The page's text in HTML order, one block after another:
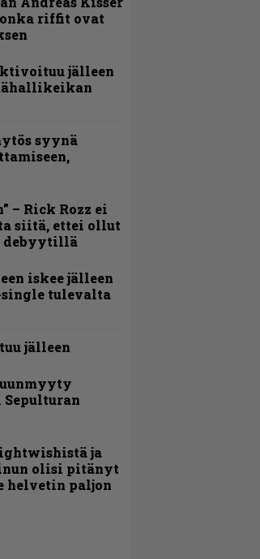
riffit ovat
jälleen
syynä
– Rick Rozz ei
siitä, ettei ollut
debyytillä
iskee jälleen
single tulevalta
jälleen
ja
olisi pitänyt
helvetin paljon